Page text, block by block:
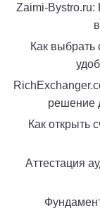
Zaimi-Bystro.ru:
Как выбрать
решение
Как открыть
Аттестация